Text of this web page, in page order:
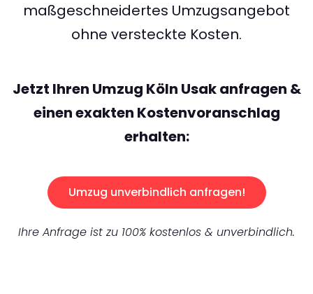
maßgeschneidertes Umzugsangebot
ohne versteckte Kosten.
Jetzt Ihren Umzug Köln Usak anfragen &
einen exakten Kostenvoranschlag
erhalten:
Umzug unverbindlich anfragen!
Ihre Anfrage ist zu 100% kostenlos & unverbindlich.